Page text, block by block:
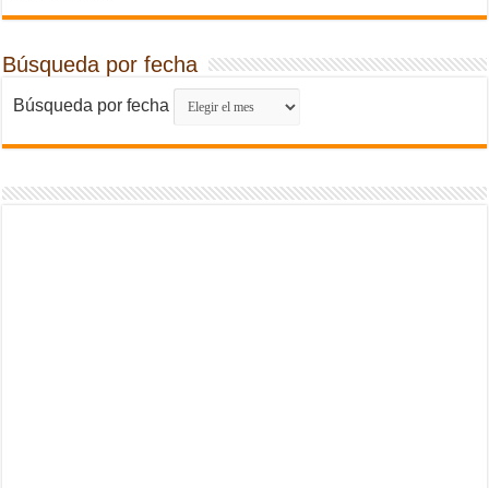
Búsqueda por fecha
Búsqueda por fecha